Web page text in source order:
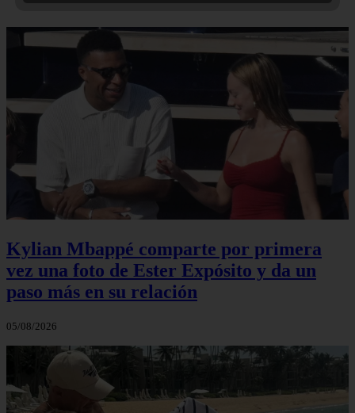
Kylian Mbappé comparte por primera
vez una foto de Ester Expósito y da un
paso más en su relación
05/08/2026